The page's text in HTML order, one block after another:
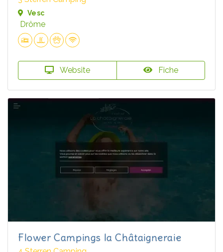
Vesc
Drôme
Website Fiche
Flower Campings la Châtaigneraie